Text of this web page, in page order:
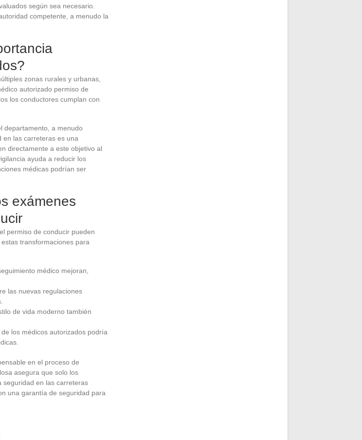
según sea necesario.
competente, a menudo la
zonas rurales y urbanas,
autorizado permiso de
los conductores cumplan con
departamento, a menudo
en las carreteras es una
directamente a este objetivo al
ayuda a reducir los
médicas podrían ser
exámenes
permiso de conducir pueden
transformaciones para
médico mejoran,
las nuevas regulaciones
de vida moderno también
los médicos autorizados podría
en el proceso de
asegura que solo los
seguridad en las carreteras
una garantía de seguridad para